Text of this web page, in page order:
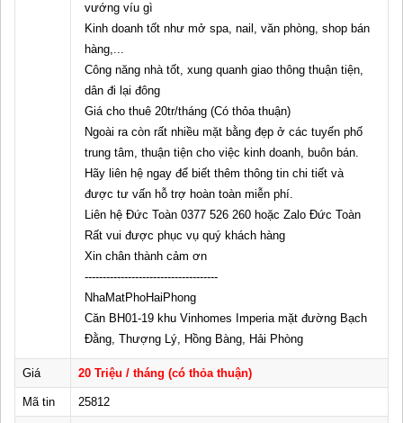
vướng víu gì
Kinh doanh tốt như mở spa, nail, văn phòng, shop bán
hàng,...
Công năng nhà tốt, xung quanh giao thông thuận tiện,
dân đi lại đông
Giá cho thuê 20tr/tháng (Có thỏa thuận)
Ngoài ra còn rất nhiều mặt bằng đẹp ở các tuyến phố
trung tâm, thuận tiện cho việc kinh doanh, buôn bán.
Hãy liên hệ ngay để biết thêm thông tin chi tiết và
được tư vấn hỗ trợ hoàn toàn miễn phí.
Liên hệ Đức Toàn 0377 526 260 hoặc Zalo Đức Toàn
Rất vui được phục vụ quý khách hàng
Xin chân thành cảm ơn
-------------------------------------
NhaMatPhoHaiPhong
Căn BH01-19 khu Vinhomes Imperia mặt đường Bạch
Đằng, Thượng Lý, Hồng Bàng, Hải Phòng
Giá 20 Triệu / tháng (có thỏa thuận)
Mã tin 25812